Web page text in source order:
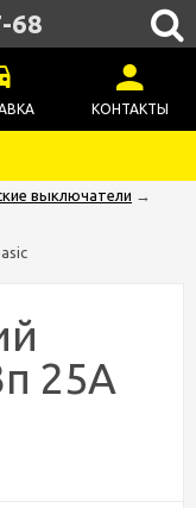
КОНТАКТЫ
68
выключатели →
25А